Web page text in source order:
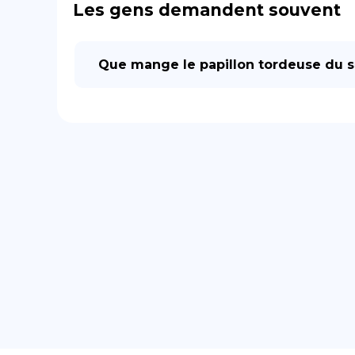
Les gens demandent souvent
Que mange le papillon tordeuse du